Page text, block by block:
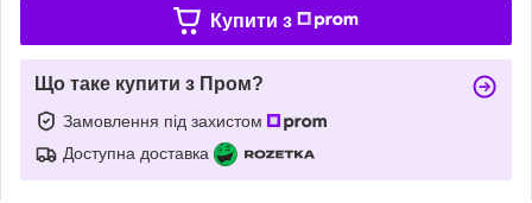
Купити з
Що таке купити з Пром?
Замовлення під захистом
Доступна доставка